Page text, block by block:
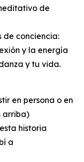
de
de conciencia:
y la energía
y tu vida.
en persona o en
arriba)
historia
a